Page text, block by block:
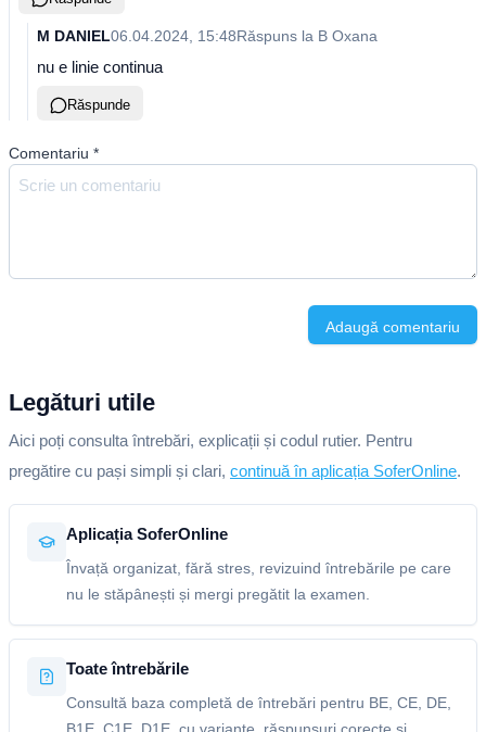
M DANIEL06.04.2024, 15:48Răspuns la B Oxana
nu e linie continua
Răspunde
Comentariu *
Adaugă comentariu
Legături utile
Aici poți consulta întrebări, explicații și codul rutier. Pentru
pregătire cu pași simpli și clari, continuă în aplicația SoferOnline.
Aplicația SoferOnline
Învață organizat, fără stres, revizuind întrebările pe care
nu le stăpânești și mergi pregătit la examen.
Toate întrebările
Consultă baza completă de întrebări pentru BE, CE, DE,